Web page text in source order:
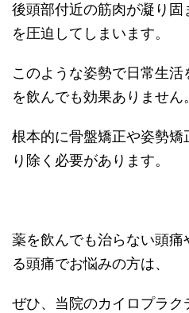
後頭部付近の筋肉が凝り
を圧迫してしまいます。
このような姿勢で日常生
を飲んでも効果ありません。
根本的に骨盤矯正や姿勢
り除く必要があります。
薬を飲んでも治らない頭痛
る頭痛でお悩みの方は、
ぜひ、当院のカイロプラ